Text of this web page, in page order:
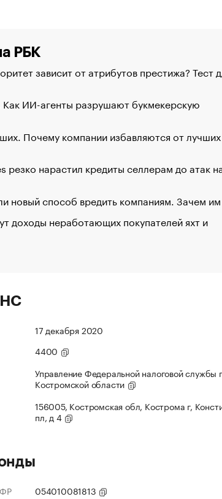
РБК
зависит от атрибутов престижа? Тест
Как ИИ-агенты разрушают букмекерскую
Почему компании избавляются от лучших
резко нарастил кредиты селлерам до атак
новый способ вредить компаниям. Зачем
доходы неработающих покупателей яхт и
17 декабря 2020
4400
Управление Федеральной налоговой службы
Костромской области
156005, Костромская обл, Кострома г,
пл, д 4
054010081813